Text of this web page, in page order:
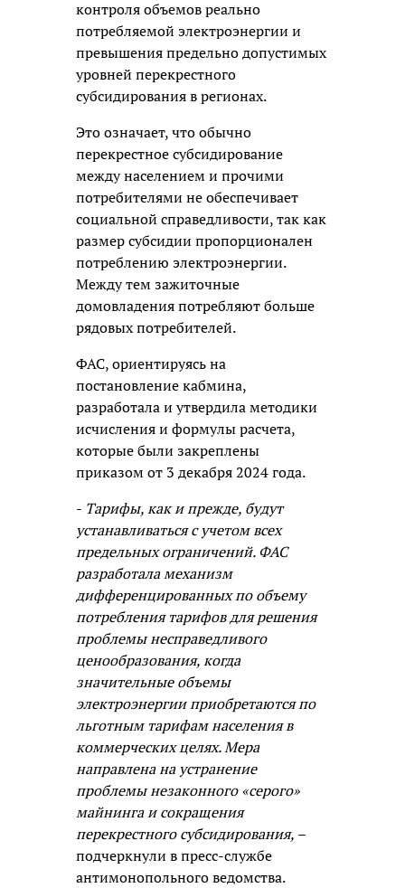
контроля объемов реально
потребляемой электроэнергии и
превышения предельно допустимых
уровней перекрестного
субсидирования в регионах.
Это означает, что обычно
перекрестное субсидирование
между населением и прочими
потребителями не обеспечивает
социальной справедливости, так как
размер субсидии пропорционален
потреблению электроэнергии.
Между тем зажиточные
домовладения потребляют больше
рядовых потребителей.
ФАС, ориентируясь на
постановление кабмина,
разработала и утвердила методики
исчисления и формулы расчета,
которые были закреплены
приказом от 3 декабря 2024 года.
- Тарифы, как и прежде, будут
устанавливаться с учетом всех
предельных ограничений. ФАС
разработала механизм
дифференцированных по объему
потребления тарифов для решения
проблемы несправедливого
ценообразования, когда
значительные объемы
электроэнергии приобретаются по
льготным тарифам населения в
коммерческих целях. Мера
направлена на устранение
проблемы незаконного «серого»
майнинга и сокращения
перекрестного субсидирования, –
подчеркнули в пресс-службе
антимонопольного ведомства.